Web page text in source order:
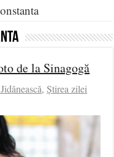
de la Sinagogă
,Știrea zilei